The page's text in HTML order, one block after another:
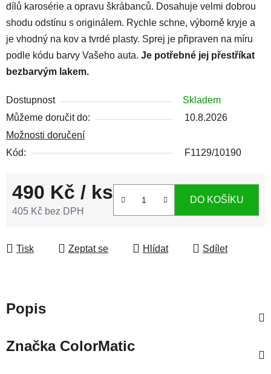
dílů karosérie a opravu škrábanců. Dosahuje velmi dobrou
shodu odstínu s originálem. Rychle schne, výborně kryje a
je vhodný na kov a tvrdé plasty. Sprej je připraven na míru
podle kódu barvy Vašeho auta. Je potřebné jej přestříkat
bezbarvým lakem.
Dostupnost
Skladem
Můžeme doručit do:
10.8.2026
Možnosti doručení
Kód:
F1129/10190
490 Kč / ks
405 Kč bez DPH
DO KOŠÍKU
Tisk Zeptat se Hlídat Sdílet
Popis
ZnačkaColorMatic